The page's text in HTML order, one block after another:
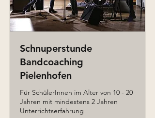
Schnuperstunde
Bandcoaching
Pielenhofen
Für SchülerInnen im Alter von 10 - 20
Jahren mit mindestens 2 Jahren
Unterrichtserfahrung